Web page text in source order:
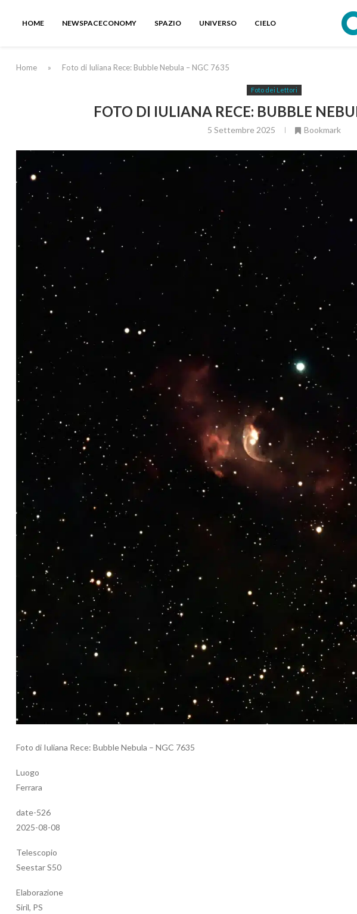
HOME NEWSPACECONOMY SPAZIO UNIVERSO CIELO
Home » Foto di Iuliana Rece: Bubble Nebula – NGC 7635
Foto dei Lettori
FOTO DI IULIANA RECE: BUBBLE
5 Settembre 2025 Bookmark
Foto di Iuliana Rece: Bubble Nebula – NGC 7635
Luogo
Ferrara
date-526
2025-08-08
Telescopio
Seestar S50
Elaborazione
Siril, PS